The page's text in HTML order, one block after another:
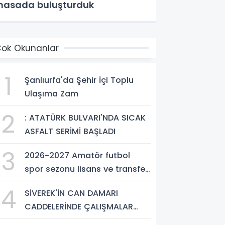
buluşturduk
Okunanlar
1
Şanlıurfa'da Şehir İçi Toplu
Ulaşıma Zam
2
: ATATÜRK BULVARI'NDA SICAK
ASFALT SERİMİ BAŞLADI
3
2026-2027 Amatör futbol
spor sezonu lisans ve transfer
4
SİVEREK'İN CAN DAMARI
CADDELERİNDE ÇALIŞMALAR